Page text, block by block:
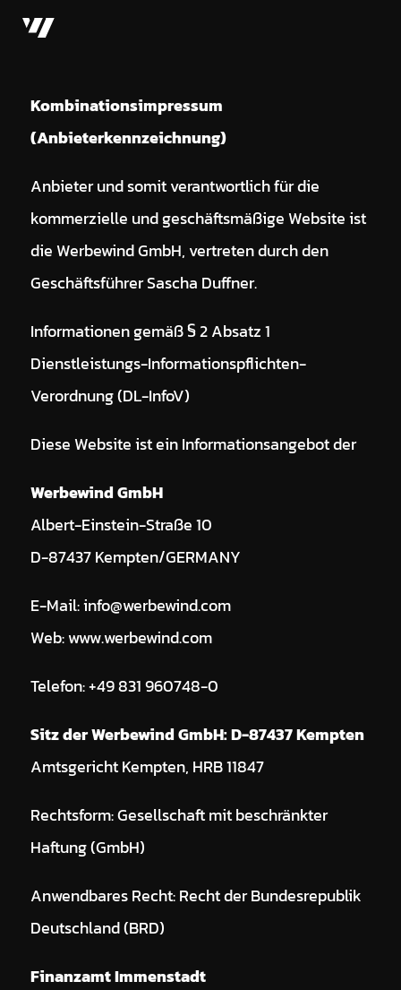
Kombinationsimpressum
(Anbieterkennzeichnung)
Anbieter und somit verantwortlich für die
kommerzielle und geschäftsmäßige Website ist
die Werbewind GmbH, vertreten durch den
Geschäftsführer Sascha Duffner.
Informationen gemäß § 2 Absatz 1
Dienstleistungs-Informationspflichten-
Verordnung (DL-InfoV)
Diese Website ist ein Informationsangebot der
Werbewind GmbH
Albert-Einstein-Straße 10
D-87437 Kempten/GERMANY
E-Mail: info@werbewind.com
Web: www.werbewind.com
Telefon: +49 831 960748-0
Sitz der Werbewind GmbH: D-87437 Kempten
Amtsgericht Kempten, HRB 11847
Rechtsform: Gesellschaft mit beschränkter
Haftung (GmbH)
Anwendbares Recht: Recht der Bundesrepublik
Deutschland (BRD)
Finanzamt Immenstadt